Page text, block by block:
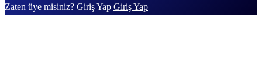
Zaten üye misiniz? Giriş Yap Giriş Yap